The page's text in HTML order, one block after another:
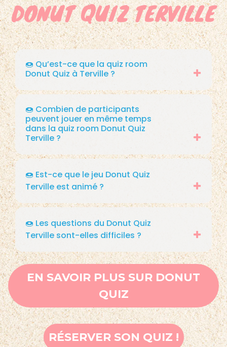
DONUT QUIZ TERVILLE
🍩 Qu’est-ce que la quiz room
Donut Quiz à Terville ?
🍩 Combien de participants
peuvent jouer en même temps
dans la quiz room Donut Quiz
Terville ?
🍩 Est-ce que le jeu Donut Quiz
Terville est animé ?
🍩 Les questions du Donut Quiz
Terville sont-elles difficiles ?
EN SAVOIR PLUS SUR DONUT
QUIZ
RÉSERVER SON QUIZ !